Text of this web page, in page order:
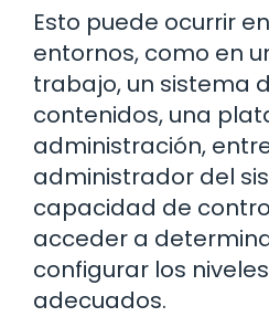
Esto puede ocurrir
entornos, como en
trabajo, un sistema
contenidos, una
administración,
administrador del
capacidad de
acceder a
configurar los
adecuados.